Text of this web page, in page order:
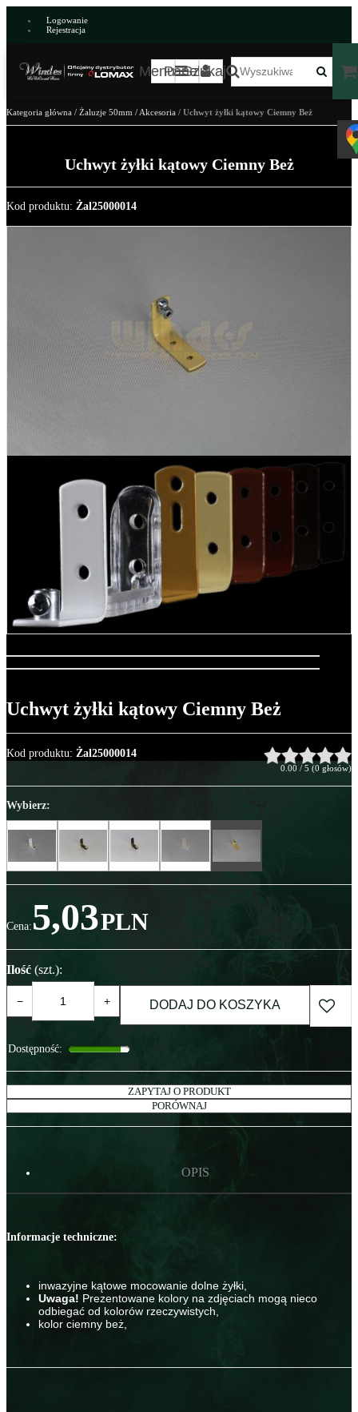
Logowanie
Rejestracja
MenuPanelSzukaj
Kategoria główna / Żaluzje 50mm / Akcesoria / Uchwyt żyłki kątowy Ciemny Beż
Uchwyt żyłki kątowy Ciemny Beż
Kod produktu: Żal25000014
Uchwyt żyłki kątowy Ciemny Beż
Kod produktu: Żal25000014
0.00 / 5 (0 głosów)
Wybierz:
Cena: 5,03PLN
Ilość (szt.):
− + DODAJ DO KOSZYKA
Dostępność:
ZAPYTAJ O PRODUKT
PORÓWNAJ
OPIS
Informacje techniczne:
inwazyjne kątowe mocowanie dolne żyłki,
Uwaga! Prezentowane kolory na zdjęciach mogą nieco
odbiegać od kolorów rzeczywistych,
kolor ciemny beż,